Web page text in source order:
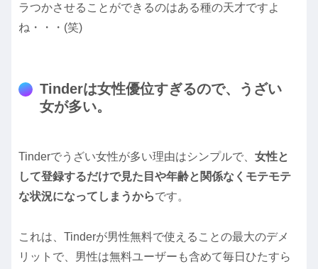
ラつかさせることができるのはある種の天才ですよ
ね・・・(笑)
Tinderは女性優位すぎるので、うざい
女が多い。
Tinderでうざい女性が多い理由はシンプルで、 女性と
して登録するだけで見た目や年齢と関係なくモテモテ
な状況になってしまうからです。
これは、Tinderが男性無料で使えることの最大のデメ
リットで、男性は無料ユーザーも含めて毎日ひたすら